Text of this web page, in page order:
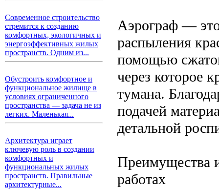
Современное строительство
стремится к созданию
комфортных, экологичных и
энергоэффективных жилых
пространств. Одним из...
Обустроить комфортное и
функциональное жилище в
условиях ограниченного
пространства — задача не из
легких. Маленькая...
Архитектура играет
ключевую роль в создании
комфортных и
функциональных жилых
пространств. Правильные
архитектурные...
Аэрограф — это
распыления
помощью
через которое
тумана.
подачей
детальной
Преимущества
работах